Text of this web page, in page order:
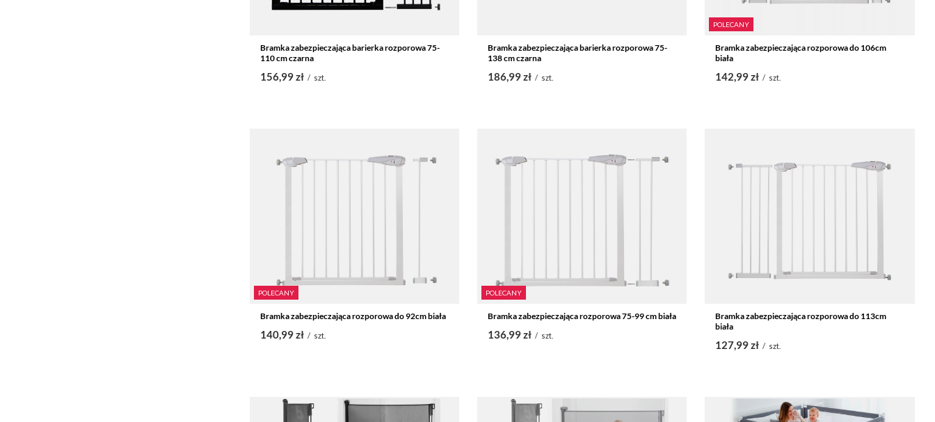
Bramka zabezpieczająca barierka rozporowa 75-
110 cm czarna
156,99 zł / szt.
Bramka zabezpieczająca barierka rozporowa 75-
138 cm czarna
186,99 zł / szt.
POLECANY
Bramka zabezpieczająca rozporowa do 106cm
biała
142,99 zł / szt.
POLECANY
Bramka zabezpieczająca rozporowa do 92cm biała
140,99 zł / szt.
POLECANY
Bramka zabezpieczająca rozporowa 75-99 cm biała
136,99 zł / szt.
Bramka zabezpieczająca rozporowa do 113cm
biała
127,99 zł / szt.